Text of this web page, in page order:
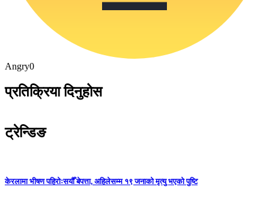
Angry0
प्रतिक्रिया दिनुहोस
ट्रेन्डिङ
केरलामा भीषण पहिरोःसयौँ बेपत्ता, अहिलेसम्म १९ जनाको मृत्यु भएको पुष्टि